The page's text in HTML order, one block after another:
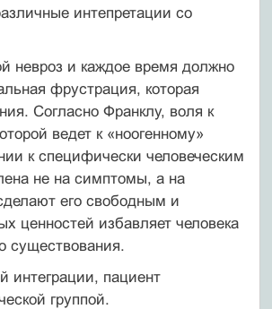
интепретации со
невроз и каждое время должно
фрустрация, которая
Согласно Франклу, воля к
ведет к «ноогенному»
к специфически человеческим
не на симптомы, а на
его свободным и
ценностей избавляет человека
существования.
интеграции, пациент
группой.